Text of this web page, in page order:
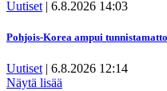
Uutiset | 6.8.2026 14:03
Pohjois-Korea ampui
Uutiset | 6.8.2026 12:14
Näytä lisää